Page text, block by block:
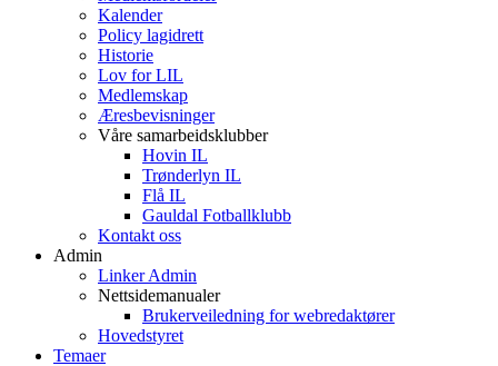
Kalender
Policy lagidrett
Historie
Lov for LIL
Medlemskap
Æresbevisninger
Våre samarbeidsklubber
Hovin IL
Trønderlyn IL
Flå IL
Gauldal Fotballklubb
Kontakt oss
Admin
Linker Admin
Nettsidemanualer
Brukerveiledning for webredaktører
Hovedstyret
Temaer